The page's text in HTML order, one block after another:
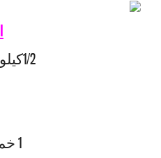
1/2كيلو سميدة رقيقة
1 خميرة الحلوى